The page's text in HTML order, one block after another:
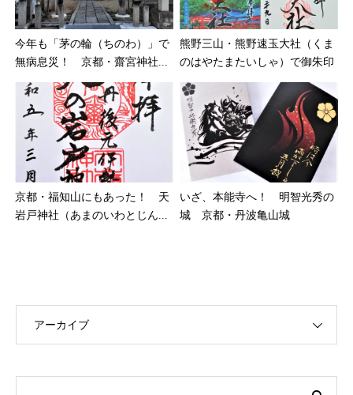
今年も「茅の輪（ちのわ）」で
無病息災！ 京都・齋宮神社...
熊野三山・熊野速玉大社（くま
のはやたまたいしゃ）で御朱印
京都・福知山にもあった！ 天
岩戸神社（あまのいわとじん...
いざ、本能寺へ！ 明智光秀の
城 京都・丹波亀山城
アーカイブ